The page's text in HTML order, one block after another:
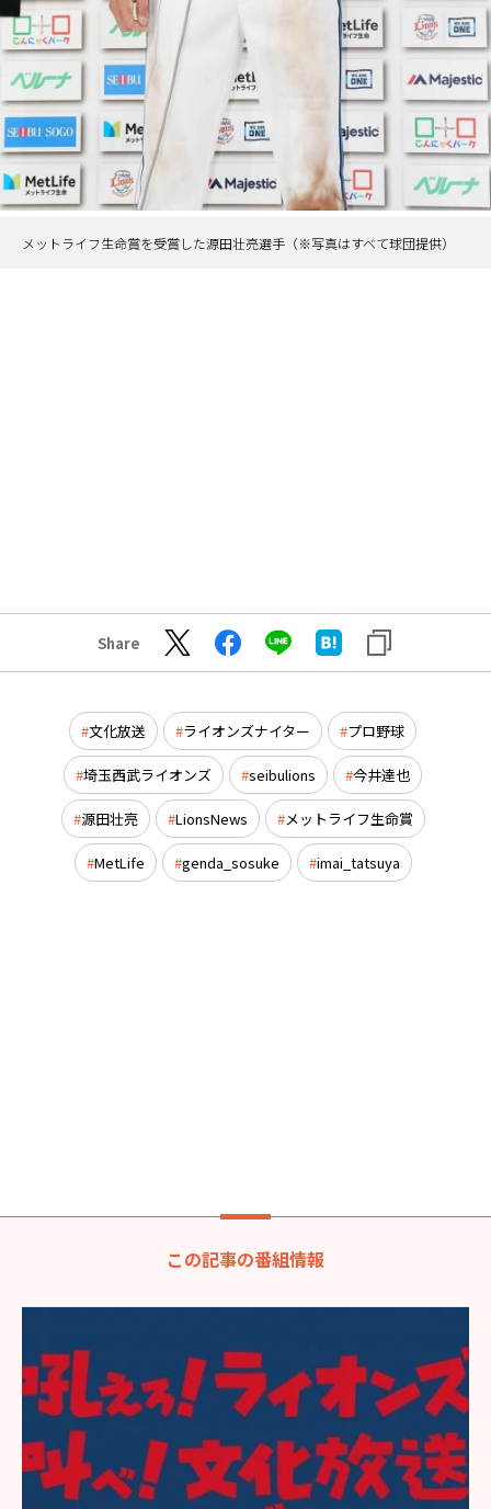
メットライフ生命賞を受賞した源田壮亮選手（※写真はすべて球団提供）
Share
文化放送 ライオンズナイター プロ野球
埼玉西武ライオンズ seibulions 今井達也
源田壮亮 LionsNews メットライフ生命賞
MetLife genda_sosuke imai_tatsuya
この記事の番組情報